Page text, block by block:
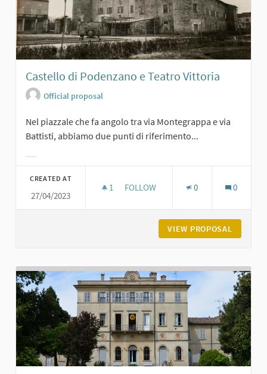
Castello di Podenzano e Teatro Vittoria
Official proposal
Nel piazzale che fa angolo tra via Montegrappa e via
Battisti, abbiamo due punti di riferimento...
CREATED AT
27/04/2023
1 1 FOLLOWER
FOLLOW 0 0
VIEW PROPOSAL